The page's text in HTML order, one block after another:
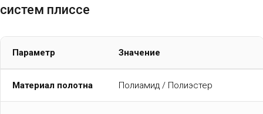
систем плиссе
Параметр Значение
Материал полотна Полиамид / Полиэстер